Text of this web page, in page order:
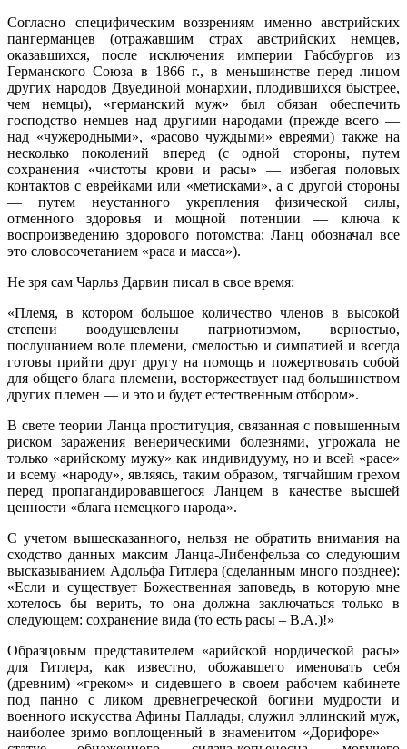
Согласно специфическим воззрениям именно австрийских
пангерманцев (отражавшим страх австрийских немцев,
оказавшихся, после исключения империи Габсбургов из
Германского Союза в 1866 г., в меньшинстве перед лицом
других народов Двуединой монархии, плодившихся быстрее,
чем немцы), «германский муж» был обязан обеспечить
господство немцев над другими народами (прежде всего —
над «чужеродными», «расово чуждыми» евреями) также на
несколько поколений вперед (с одной стороны, путем
сохранения «чистоты крови и расы» — избегая половых
контактов с еврейками или «метисками», а с другой стороны
— путем неустанного укрепления физической силы,
отменного здоровья и мощной потенции — ключа к
воспроизведению здорового потомства; Ланц обозначал все
это словосочетанием «раса и масса»).
Не зря сам Чарльз Дарвин писал в свое время:
«Племя, в котором большое количество членов в высокой
степени воодушевлены патриотизмом, верностью,
послушанием воле племени, смелостью и симпатией и всегда
готовы прийти друг другу на помощь и пожертвовать собой
для общего блага племени, восторжествует над большинством
других племен — и это и будет естественным отбором».
В свете теории Ланца проституция, связанная с повышенным
риском заражения венерическими болезнями, угрожала не
только «арийскому мужу» как индивидууму, но и всей «расе»
и всему «народу», являясь, таким образом, тягчайшим грехом
перед пропагандировавшегося Ланцем в качестве высшей
ценности «блага немецкого народа».
С учетом вышесказанного, нельзя не обратить внимания на
сходство данных максим Ланца-Либенфельза со следующим
высказыванием Адольфа Гитлера (сделанным много позднее):
«Если и существует Божественная заповедь, в которую мне
хотелось бы верить, то она должна заключаться только в
следующем: сохранение вида (то есть расы – В.А.)!»
Образцовым представителем «арийской нордической расы»
для Гитлера, как известно, обожавшего именовать себя
(древним) «греком» и сидевшего в своем рабочем кабинете
под панно с ликом древнегреческой богини мудрости и
военного искусства Афины Паллады, служил эллинский муж,
наиболее зримо воплощенный в знаменитом «Дорифоре» —